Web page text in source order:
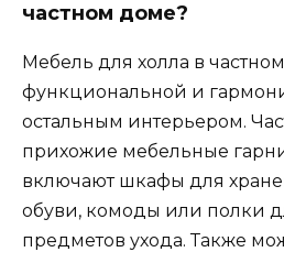
частном доме?
Мебель для холла в
функциональной и
остальным интерьером.
прихожие мебельные
включают шкафы для
обуви, комоды или полки
предметов ухода. Также